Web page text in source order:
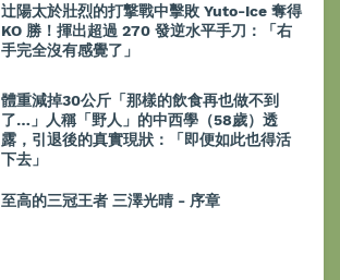
辻陽太於壯烈的打撃戰中擊敗 Yuto-Ice 奪得
KO 勝！揮出超過 270 發逆水平手刀：「右
手完全沒有感覺了」
體重減掉30公斤「那樣的飲食再也做不到
了…」人稱「野人」的中西學（58歲）透
露，引退後的真實現狀：「即便如此也得活
下去」
至高的三冠王者 三澤光晴 - 序章